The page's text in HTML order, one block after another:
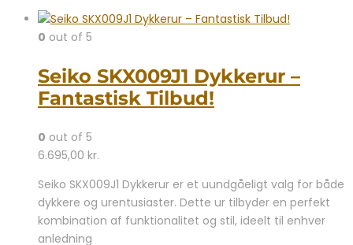
0 out of 5
Seiko SKX009J1 Dykkerur –
Fantastisk Tilbud!
0 out of 5
6.695,00 kr.
Seiko SKX009J1 Dykkerur er et uundgåeligt valg for både
dykkere og urentusiaster. Dette ur tilbyder en perfekt
kombination af funktionalitet og stil, ideelt til enhver
anledning